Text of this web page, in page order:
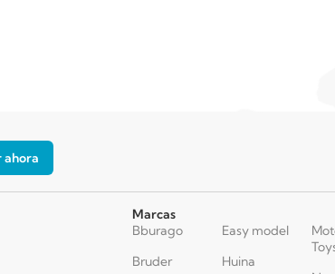
ahora
Marcas
Bburago
Bruder
Easy model
Huina